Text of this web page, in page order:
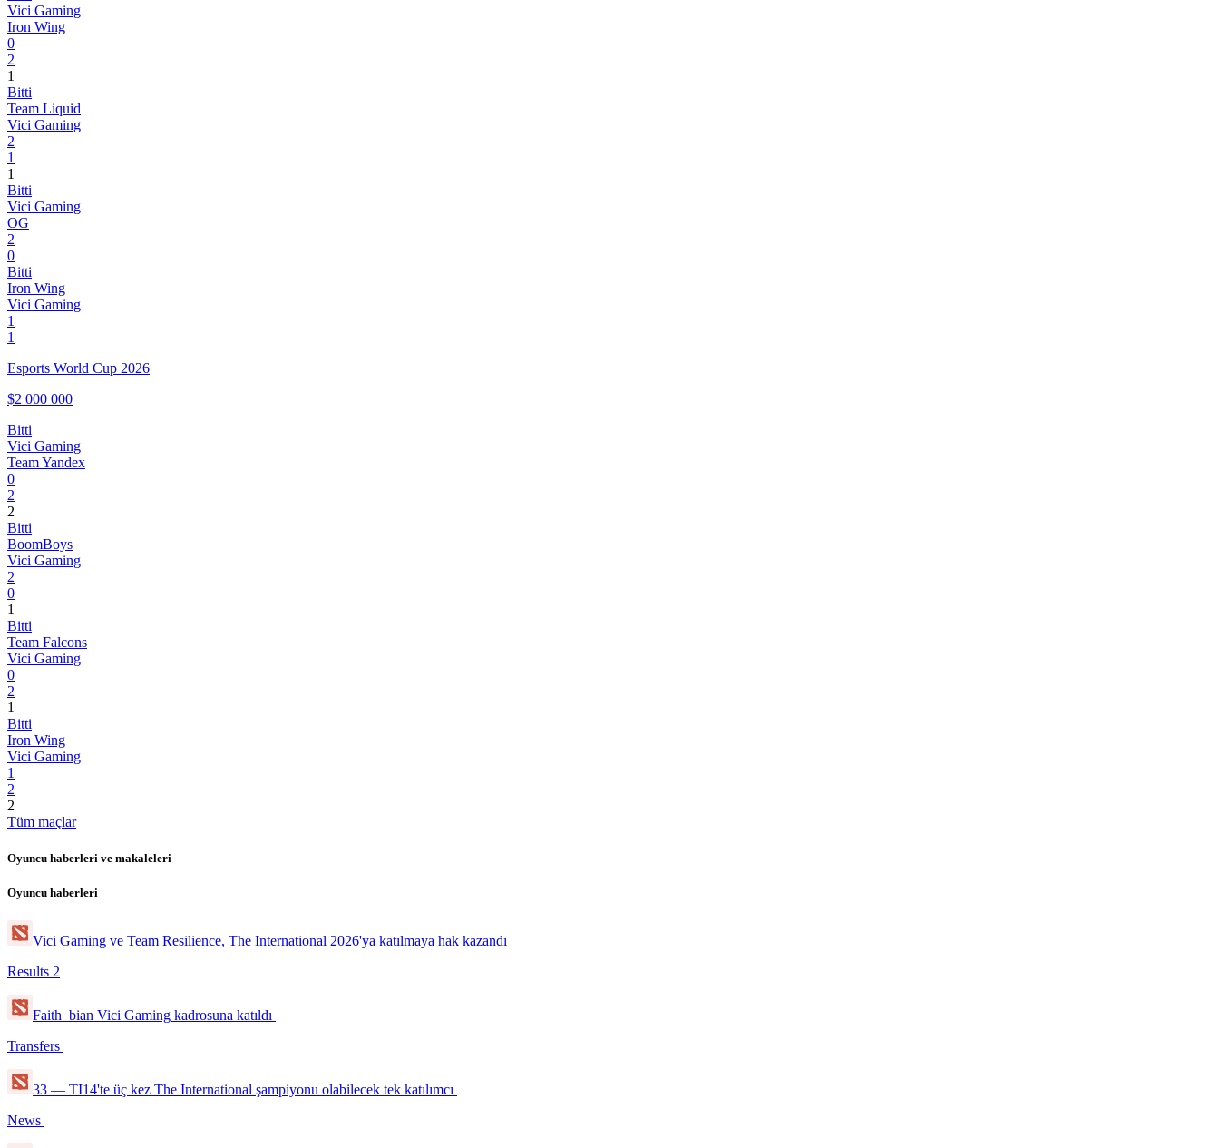
Vici Gaming
Iron Wing
0
2
1
Bitti
Team Liquid
Vici Gaming
2
1
1
Bitti
Vici Gaming
OG
2
0
Bitti
Iron Wing
Vici Gaming
1
1
Esports World Cup 2026
$2 000 000
Bitti
Vici Gaming
Team Yandex
0
2
2
Bitti
BoomBoys
Vici Gaming
2
0
1
Bitti
Team Falcons
Vici Gaming
0
2
1
Bitti
Iron Wing
Vici Gaming
1
2
2
Tüm maçlar
Oyuncu haberleri ve makaleleri
Oyuncu haberleri
Vici Gaming ve Team Resilience, The International 2026'ya katılmaya hak kazandı
Results 2
Faith_bian Vici Gaming kadrosuna katıldı
Transfers
33 — TI14'te üç kez The International şampiyonu olabilecek tek katılımcı
News